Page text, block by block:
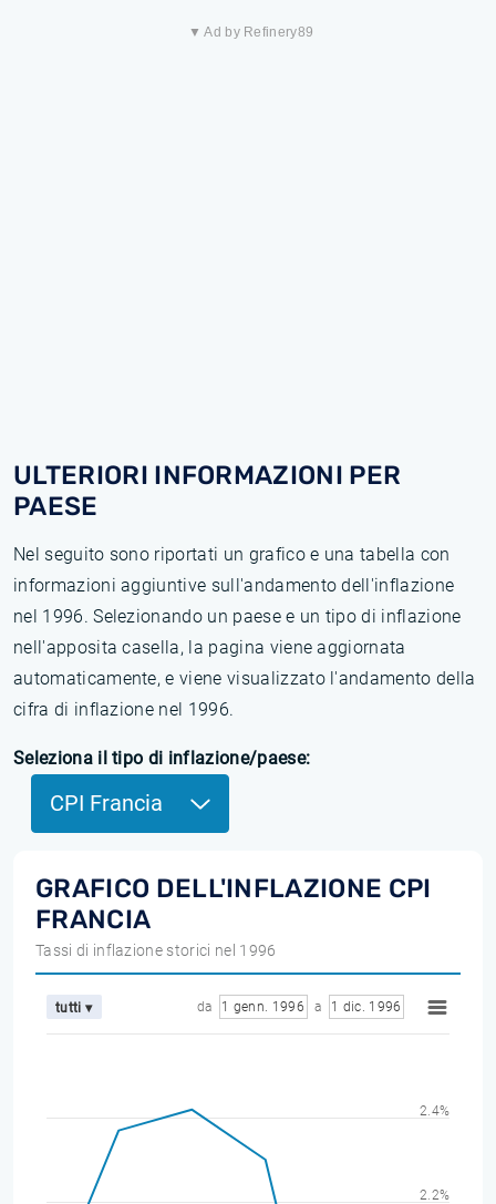
▼ Ad by Refinery89
ULTERIORI INFORMAZIONI PER
PAESE
Nel seguito sono riportati un grafico e una tabella con
informazioni aggiuntive sull'andamento dell'inflazione
nel 1996. Selezionando un paese e un tipo di inflazione
nell'apposita casella, la pagina viene aggiornata
automaticamente, e viene visualizzato l'andamento della
cifra di inflazione nel 1996.
Seleziona il tipo di inflazione/paese:
CPI Francia
GRAFICO DELL'INFLAZIONE CPI
FRANCIA
Tassi di inflazione storici nel 1996
tutti ▾ da 1 genn. 1996 a 1 dic. 1996
2.2%
2.4%